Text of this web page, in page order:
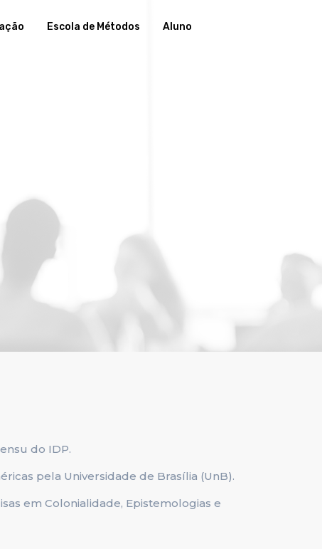
Escola de Métodos Aluno
do IDP.
pela Universidade de Brasília (UnB).
em Colonialidade, Epistemologias e